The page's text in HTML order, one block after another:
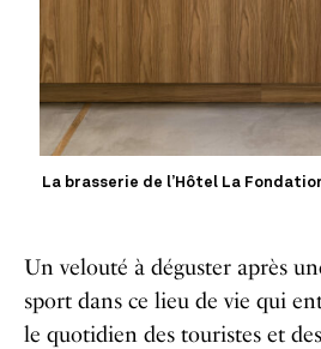
La brasserie de l’Hôtel La
Un velouté à déguster après
sport dans ce lieu de vie qui
le quotidien des touristes et